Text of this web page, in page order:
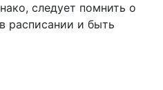
следует помнить о
расписании и быть